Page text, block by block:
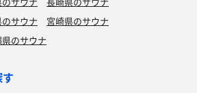
サウナ
宮崎県のサウナ
のサウナ